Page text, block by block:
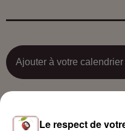
Ajouter à votre calendrier
Date
Le respect de